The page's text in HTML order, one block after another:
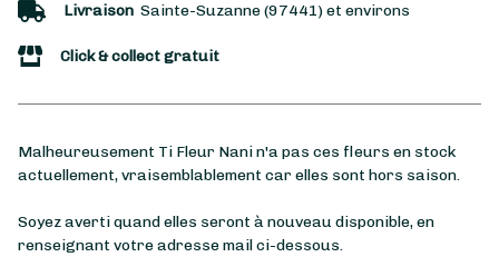
Livraison Sainte-Suzanne (97441) et environs
Click & collect gratuit
Malheureusement Ti Fleur Nani n'a pas ces fleurs en stock
actuellement, vraisemblablement car elles sont hors saison.
Soyez averti quand elles seront à nouveau disponible, en
renseignant votre adresse mail ci-dessous.